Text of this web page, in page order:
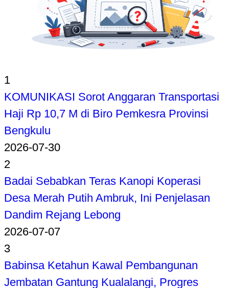
1
KOMUNIKASI Sorot Anggaran Transportasi
Haji Rp 10,7 M di Biro Pemkesra Provinsi
Bengkulu
2026-07-30
2
Badai Sebabkan Teras Kanopi Koperasi
Desa Merah Putih Ambruk, Ini Penjelasan
Dandim Rejang Lebong
2026-07-07
3
Babinsa Ketahun Kawal Pembangunan
Jembatan Gantung Kualalangi, Progres